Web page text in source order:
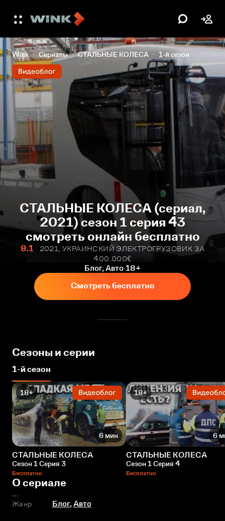
Wink Сериалы СТАЛЬНЫЕ КОЛЕСА 1-й сезон
СТАЛЬНЫЕ КОЛЕСА (сериал,
2021) сезон 1 серия 43
смотреть онлайн бесплатно
8.1
2021, УКРАИНСКИЙ ЭЛЕКТРОГРУЗОВИК ЗА
400.000€
Блог, Авто 18+
Смотреть бесплатно
Сезоны и серии
1-й сезон
18+
6 мин
СТАЛЬНЫЕ КОЛЕСА
Сезон 1 Серия 3
Бесплатно
18+
6
СТАЛЬНЫЕ КОЛЕСА
Сезон 1 Серия 4
Бесплатно
О сериале
...
Жанр
Блог, Авто